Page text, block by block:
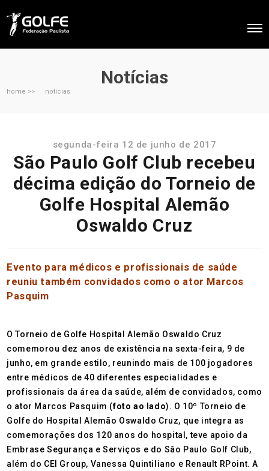
Notícias
home >> notícias
segunda-feira 12 de junho de 2017
São Paulo Golf Club recebeu
décima edição do Torneio de
Golfe Hospital Alemão
Oswaldo Cruz
Evento para médicos e profissionais de saúde
reuniu também convidados como o ator Marcos
Pasquim
O Torneio de Golfe Hospital Alemão Oswaldo Cruz
comemorou dez anos de existência na sexta-feira, 9 de
junho, em grande estilo, reunindo mais de 100 jogadores
entre médicos de 40 diferentes especialidades e
profissionais da área da saúde, além de convidados, como
o ator Marcos Pasquim (foto ao lado). O 10º Torneio de
Golfe do Hospital Alemão Oswaldo Cruz, que integra as
comemorações dos 120 anos do hospital, teve apoio da
Embrase Segurança e Serviços e do São Paulo Golf Club,
além do CEI Group, Vanessa Quintiliano e Renault RPoint. A